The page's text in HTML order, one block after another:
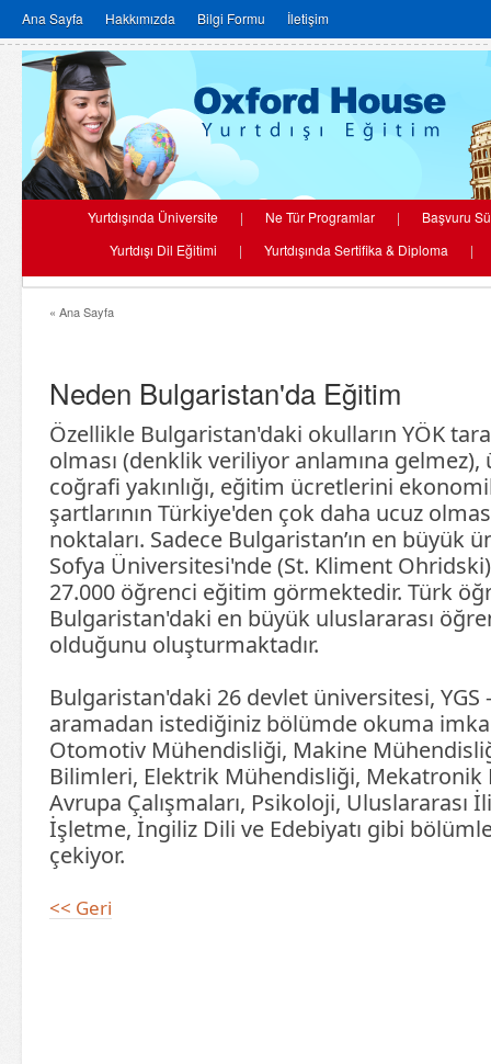
Ana Sayfa Hakkımızda Bilgi Formu İletişim
Yurtdışında Üniversite | Ne Tür Programlar |
Başvuru
Yurtdışı Dil Eğitimi
| Yurtdışında Sertifika & Diploma |
« Ana Sayfa
Neden Bulgaristan'da Eğitim
Özellikle Bulgaristan'daki okulların YÖK
olması (denklik veriliyor anlamına
coğrafi yakınlığı, eğitim ücretlerini
şartlarının Türkiye'den çok daha ucuz
noktaları. Sadece Bulgaristan’ın en büyük
Sofya Üniversitesi'nde (St. Kliment
27.000 öğrenci eğitim görmektedir. Türk
Bulgaristan'daki en büyük uluslararası
olduğunu oluşturmaktadır.
Bulgaristan'daki 26 devlet üniversitesi, YGS -
aramadan istediğiniz bölümde okuma
Otomotiv Mühendisliği, Makine
Bilimleri, Elektrik Mühendisliği, Mekatronik
Avrupa Çalışmaları, Psikoloji, Uluslararası
İşletme, İngiliz Dili ve Edebiyatı gibi
çekiyor.
<< Geri